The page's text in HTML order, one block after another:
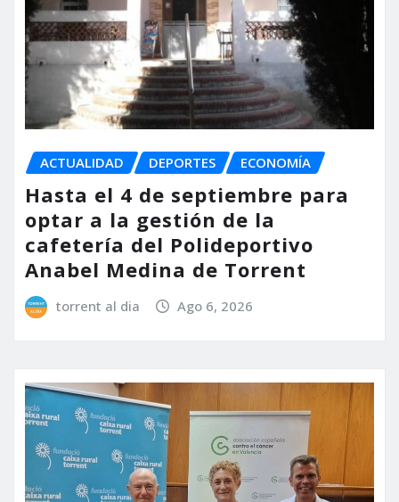
ACTUALIDAD DEPORTES ECONOMÍA
Hasta el 4 de septiembre para
optar a la gestión de la
cafetería del Polideportivo
Anabel Medina de Torrent
torrent al dia Ago 6, 2026